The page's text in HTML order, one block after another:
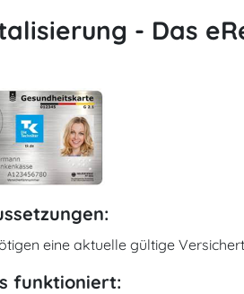
- Das
eine aktuelle gültige
funktioniert: